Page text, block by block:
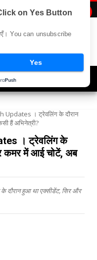
। ट्रेवलिंग के दौरान
हैं अभिनेत्री?
। ट्रेवलिंग के
कमर में आई चोटें, अब
हुआ था एक्सीडेंट, सिर और
on Yes Button
You can unsubscribe
Yes